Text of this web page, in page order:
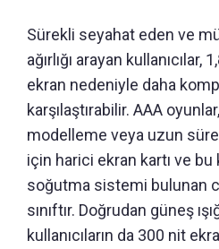
Sürekli seyahat eden ve
ağırlığı arayan kullanıcılar,
ekran nedeniyle daha
karşılaştırabilir. AAA
modelleme veya uzun
için harici ekran kartı ve bu
soğutma sistemi bulunan
sınıftır. Doğrudan güneş
kullanıcıların da 300 nit